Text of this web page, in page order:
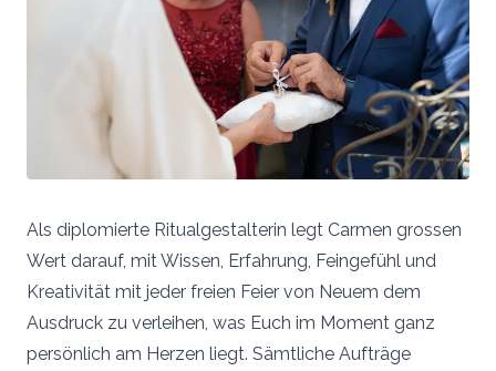
Als diplomierte Ritualgestalterin legt Carmen grossen
Wert darauf, mit Wissen, Erfahrung, Feingefühl und
Kreativität mit jeder freien Feier von Neuem dem
Ausdruck zu verleihen, was Euch im Moment ganz
persönlich am Herzen liegt. Sämtliche Aufträge